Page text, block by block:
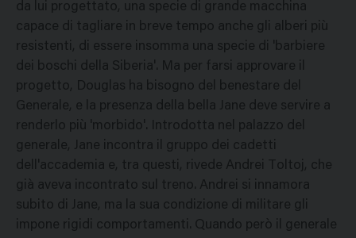
da lui progettato, una specie di grande macchina
capace di tagliare in breve tempo anche gli alberi più
resistenti, di essere insomma una specie di 'barbiere
dei boschi della Siberia'. Ma per farsi approvare il
progetto, Douglas ha bisogno del benestare del
Generale, e la presenza della bella Jane deve servire a
renderlo più 'morbido'. Introdotta nel palazzo del
generale, Jane incontra il gruppo dei cadetti
dell'accademia e, tra questi, rivede Andrei Toltoj, che
già aveva incontrato sul treno. Andrei si innamora
subito di Jane, ma la sua condizione di militare gli
impone rigidi comportamenti. Quando però il generale